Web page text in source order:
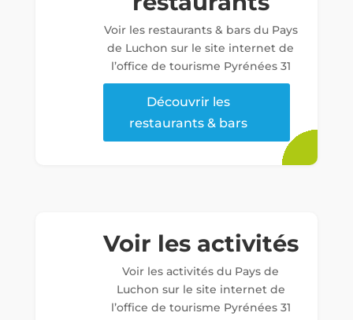
Voir les restaurants & bars du Pays
de Luchon sur le site internet de
l’office de tourisme Pyrénées 31
Découvrir les
restaurants & bars
Voir les activités
Voir les activités du Pays de
Luchon sur le site internet de
l’office de tourisme Pyrénées 31